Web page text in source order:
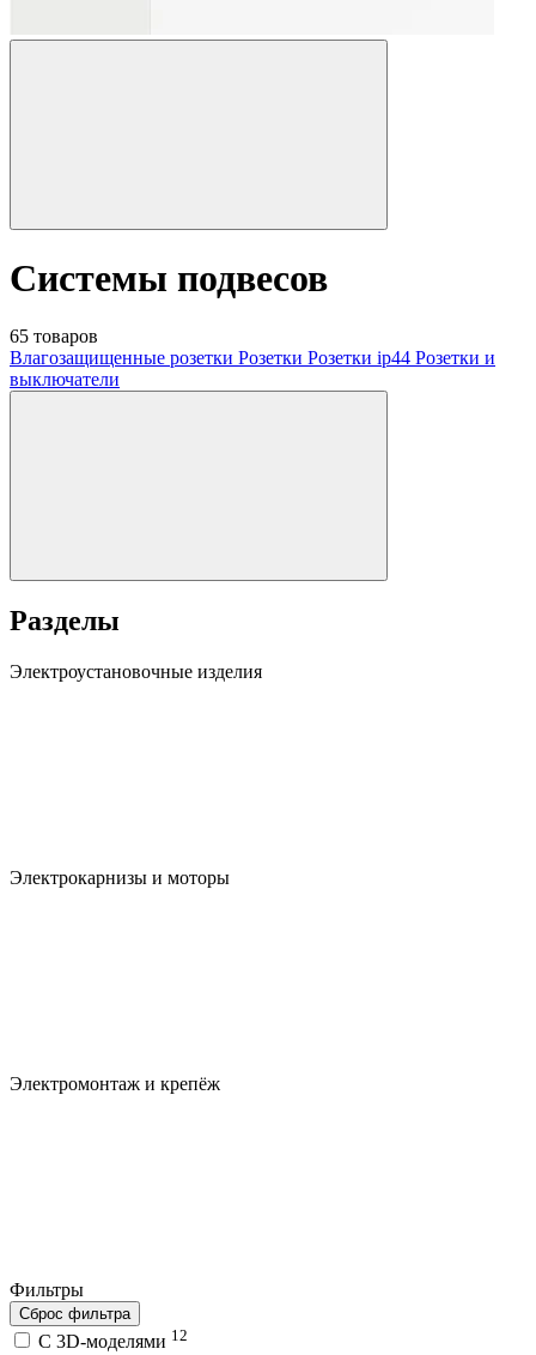
Системы подвесов
65 товаров
Влагозащищенные розетки Розетки Розетки ip44 Розетки и
выключатели
Разделы
Электроустановочные изделия
Электрокарнизы и моторы
Электромонтаж и крепёж
Фильтры
Сброс фильтра
C 3D-моделями 12